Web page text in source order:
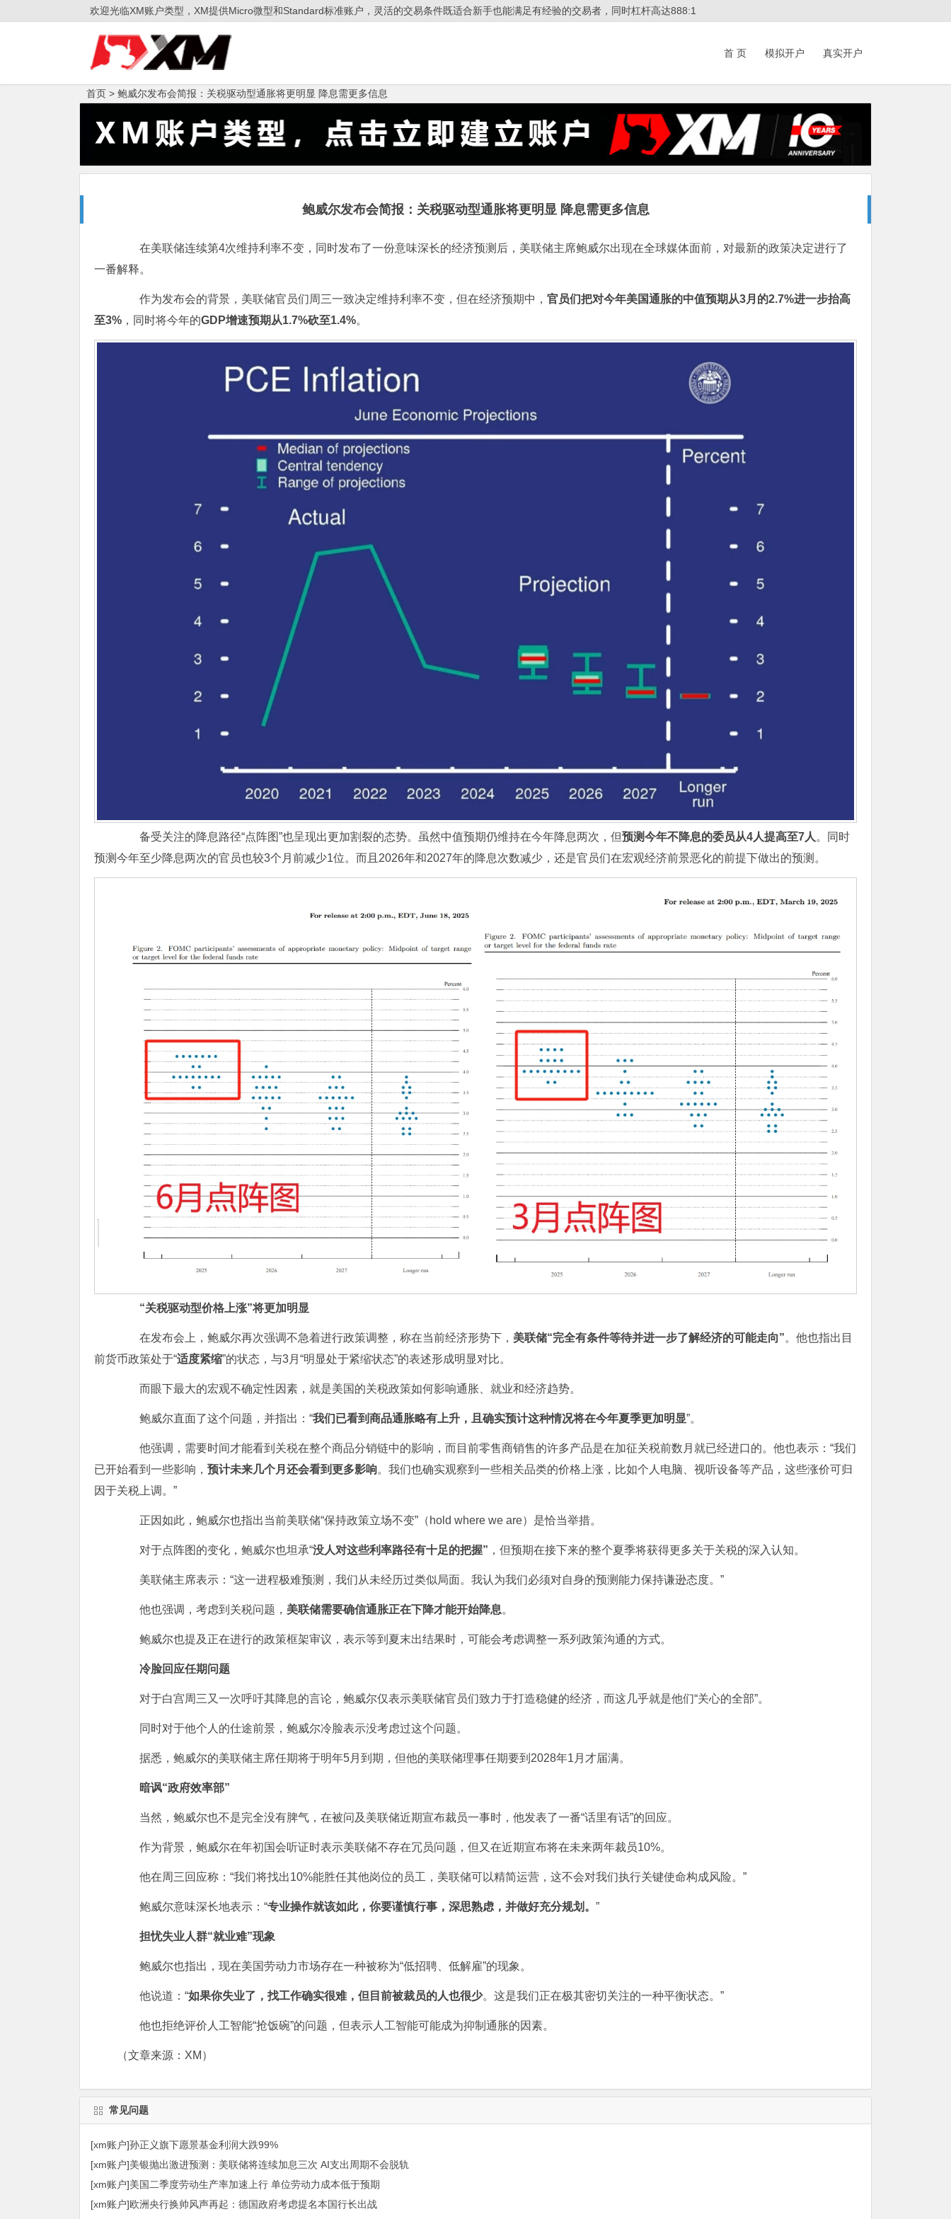
欢迎光临XM账户类型，XM提供Micro微型和Standard标准账户，灵活的交易条件既适合新手也能满足有经验的交易者，同时杠杆高达888:1
首 页 模拟开户 真实开户
首页 > 鲍威尔发布会简报：关税驱动型通胀将更明显 降息需更多信息
鲍威尔发布会简报：关税驱动型通胀将更明显 降息需更多信息
在美联储连续第4次维持利率不变，同时发布了一份意味深长的经济预测后，美联储主席鲍威尔出现在全球媒体面前，对最新的政策决定进行了
一番解释。
作为发布会的背景，美联储官员们周三一致决定维持利率不变，但在经济预期中， 官员们把对今年美国通胀的中值预期从3月的2.7%进一步抬高
至3% ，同时将今年的GDP增速预期从1.7%砍至1.4%。
备受关注的降息路径“点阵图”也呈现出更加割裂的态势。虽然中值预期仍维持在今年降息两次，但预测今年不降息的委员从4人提高至7人。同时
预测今年至少降息两次的官员也较3个月前减少1位。而且2026年和2027年的降息次数减少，还是官员们在宏观经济前景恶化的前提下做出的预测。
“关税驱动型价格上涨”将更加明显
在发布会上，鲍威尔再次强调不急着进行政策调整，称在当前经济形势下， 美联储“完全有条件等待并进一步了解经济的可能走向”。他也指出目
前货币政策处于“适度紧缩”的状态，与3月“明显处于紧缩状态”的表述形成明显对比。
而眼下最大的宏观不确定性因素，就是美国的关税政策如何影响通胀、就业和经济趋势。
鲍威尔直面了这个问题，并指出：“我们已看到商品通胀略有上升，且确实预计这种情况将在今年夏季更加明显”。
他强调，需要时间才能看到关税在整个商品分销链中的影响，而目前零售商销售的许多产品是在加征关税前数月就已经进口的。他也表示：“我们
已开始看到一些影响， 预计未来几个月还会看到更多影响。我们也确实观察到一些相关品类的价格上涨，比如个人电脑、视听设备等产品，这些涨价可归
因于关税上调。”
正因如此，鲍威尔也指出当前美联储“保持政策立场不变”（hold where we are）是恰当举措。
对于点阵图的变化，鲍威尔也坦承“没人对这些利率路径有十足的把握” ，但预期在接下来的整个夏季将获得更多关于关税的深入认知。
美联储主席表示：“这一进程极难预测，我们从未经历过类似局面。我认为我们必须对自身的预测能力保持谦逊态度。”
他也强调，考虑到关税问题， 美联储需要确信通胀正在下降才能开始降息。
鲍威尔也提及正在进行的政策框架审议，表示等到夏末出结果时，可能会考虑调整一系列政策沟通的方式。
冷脸回应任期问题
对于白宫周三又一次呼吁其降息的言论，鲍威尔仅表示美联储官员们致力于打造稳健的经济，而这几乎就是他们“关心的全部”。
同时对于他个人的仕途前景，鲍威尔冷脸表示没考虑过这个问题。
据悉，鲍威尔的美联储主席任期将于明年5月到期，但他的美联储理事任期要到2028年1月才届满。
暗讽“政府效率部”
当然，鲍威尔也不是完全没有脾气，在被问及美联储近期宣布裁员一事时，他发表了一番“话里有话”的回应。
作为背景，鲍威尔在年初国会听证时表示美联储不存在冗员问题，但又在近期宣布将在未来两年裁员10%。
他在周三回应称：“我们将找出10%能胜任其他岗位的员工，美联储可以精简运营，这不会对我们执行关键使命构成风险。”
鲍威尔意味深长地表示：“专业操作就该如此，你要谨慎行事，深思熟虑，并做好充分规划。 ”
担忧失业人群“就业难”现象
鲍威尔也指出，现在美国劳动力市场存在一种被称为“低招聘、低解雇”的现象。
他说道：“如果你失业了，找工作确实很难，但目前被裁员的人也很少。这是我们正在极其密切关注的一种平衡状态。”
他也拒绝评价 人工智能“抢饭碗”的问题，但表示 人工智能可能成为抑制通胀的因素。
（文章来源：XM）
常见问题
[xm账户]孙正义旗下愿景基金利润大跌99%
[xm账户]美银抛出激进预测：美联储将连续加息三次 AI支出周期不会脱轨
[xm账户]美国二季度劳动生产率加速上行 单位劳动力成本低于预期
[xm账户]欧洲央行换帅风声再起：德国政府考虑提名本国行长出战